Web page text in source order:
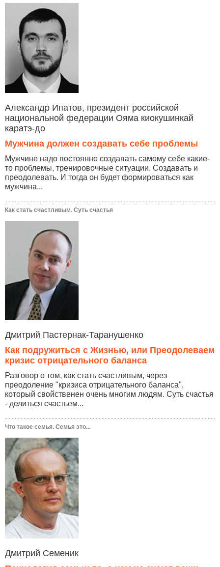
Александр Ипатов, президент российской
национальной федерации Ояма киокушинкай
каратэ-до
Мужчина должен создавать себе проблемы
Мужчине надо постоянно создавать самому себе какие-
то проблемы, тренировочные ситуации. Создавать и
преодолевать. И тогда он будет формироваться как
мужчина...
Как стать счастливым. Суть счастья
Дмитрий Пастернак-Таранушенко
Как подружиться с Жизнью, или Преодолеваем
кризис отрицательного баланса
Разговор о том, как стать счастливым, через
преодоление "кризиса отрицательного баланса",
который свойственен очень многим людям. Суть счастья
- делиться счастьем...
Что такое семья. Семья это...
Дмитрий Семеник